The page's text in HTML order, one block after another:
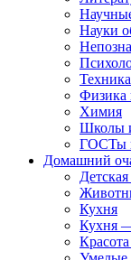
Науки
Физика
Химия
Школы
ГОСТы
Домашний
Кухня
Кухня